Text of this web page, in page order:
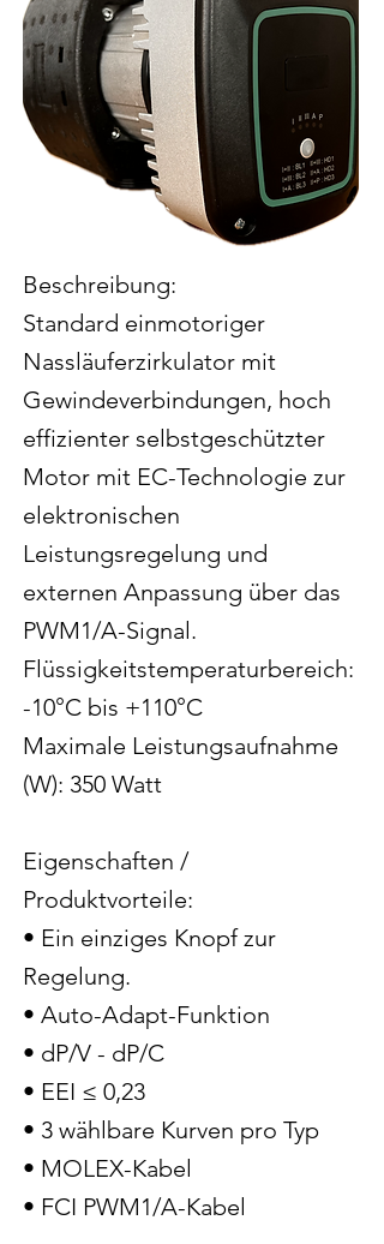
Beschreibung:
Standard einmotoriger
Nassläuferzirkulator mit
Gewindeverbindungen, hoch
effizienter selbstgeschützter
Motor mit EC-Technologie zur
elektronischen
Leistungsregelung und
externen Anpassung über das
PWM1/A-Signal.
Flüssigkeitstemperaturbereich:
-10°C bis +110°C
Maximale Leistungsaufnahme
(W): 350 Watt
Eigenschaften /
Produktvorteile:
• Ein einziges Knopf zur
Regelung.
• Auto-Adapt-Funktion
• dP/V - dP/C
• EEI ≤ 0,23
• 3 wählbare Kurven pro Typ
• MOLEX-Kabel
• FCI PWM1/A-Kabel